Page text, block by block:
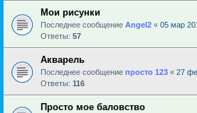
Мои рисунки
Последнее сообщение Angel2 « 05 мар
Ответы: 57
Акварель
Последнее сообщение просто 123 « 27
Ответы: 116
Просто мое баловство